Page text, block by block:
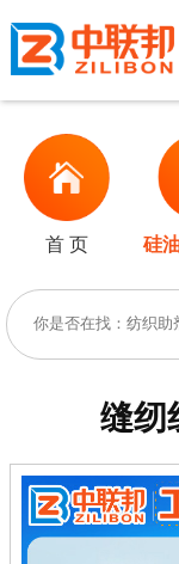
首 页 硅
缝纫